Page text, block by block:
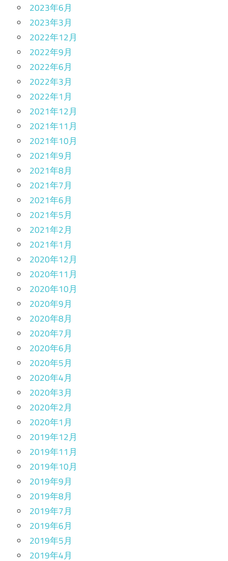
2023年6月
2023年3月
2022年12月
2022年9月
2022年6月
2022年3月
2022年1月
2021年12月
2021年11月
2021年10月
2021年9月
2021年8月
2021年7月
2021年6月
2021年5月
2021年2月
2021年1月
2020年12月
2020年11月
2020年10月
2020年9月
2020年8月
2020年7月
2020年6月
2020年5月
2020年4月
2020年3月
2020年2月
2020年1月
2019年12月
2019年11月
2019年10月
2019年9月
2019年8月
2019年7月
2019年6月
2019年5月
2019年4月